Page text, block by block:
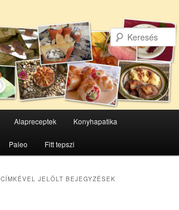
Alapreceptek Konyhapatika
Paleo Fitt tepszi
CÍMKÉVEL JELÖLT BEJEGYZÉSEK